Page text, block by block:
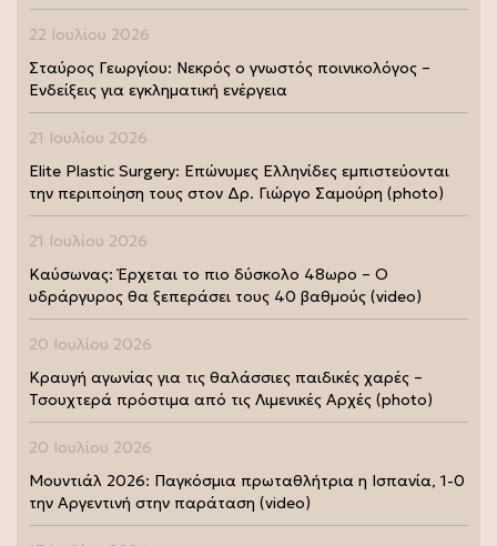
22 Ιουλίου 2026
Σταύρος Γεωργίου: Νεκρός ο γνωστός ποινικολόγος –
Ενδείξεις για εγκληματική ενέργεια
21 Ιουλίου 2026
Elite Plastic Surgery: Επώνυμες Ελληνίδες εμπιστεύονται
την περιποίηση τους στον Δρ. Γιώργο Σαμούρη (photo)
21 Ιουλίου 2026
Καύσωνας: Έρχεται το πιο δύσκολο 48ωρο – Ο
υδράργυρος θα ξεπεράσει τους 40 βαθμούς (video)
20 Ιουλίου 2026
Κραυγή αγωνίας για τις θαλάσσιες παιδικές χαρές –
Τσουχτερά πρόστιμα από τις Λιμενικές Αρχές (photo)
20 Ιουλίου 2026
Μουντιάλ 2026: Παγκόσμια πρωταθλήτρια η Ισπανία, 1-0
την Αργεντινή στην παράταση (video)